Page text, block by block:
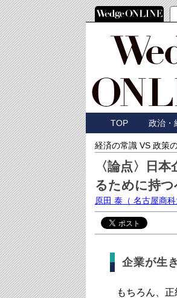
TOP 政治・
経済の常識 VS 政策
〈論点〉日
るために持つ
原田 泰 （ 名古屋商
企業が生
もちろん、正